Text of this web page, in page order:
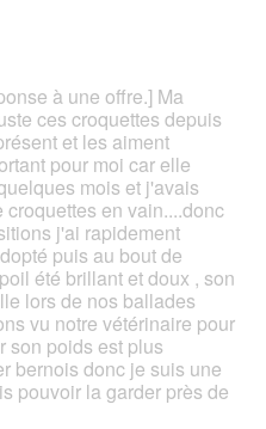
à une offre.] Ma
ces croquettes depuis
et les aiment
pour moi car elle
mois et j'avais
en vain....donc
j'ai rapidement
puis au bout de
été brillant et doux , son
lors de nos ballades
vu notre vétérinaire pour
son poids est plus
bernois donc je suis une
pouvoir la garder près de